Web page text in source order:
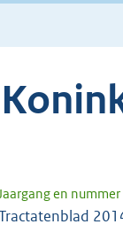
en nummer